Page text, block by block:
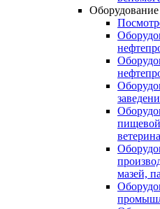
мазей,